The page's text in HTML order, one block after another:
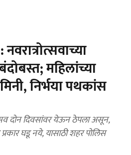
महिलांच्या
निर्भया पथकांस
दोन दिवसांवर येऊन ठेपला असून,
घडू नये, यासाठी शहर पोलिस